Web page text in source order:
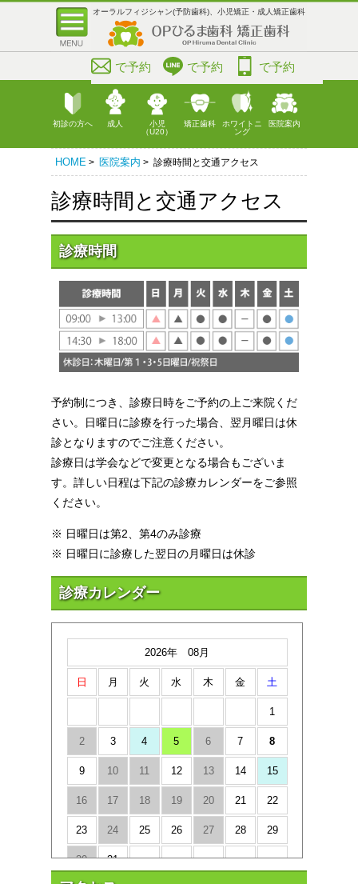
オーラルフィジシャン(予防歯科)、小児矯正・成人矯正歯科
で予約 で予約 で予約
初診の方へ 成人
小児
（U20）
矯正歯科
ホワイトニ
ング
医院案内
HOME > 医院案内 > 診療時間と交通アクセス
診療時間と交通アクセス
診療時間
予約制につき、診療日時をご予約の上ご来院くだ
さい。日曜日に診療を行った場合、翌月曜日は休
診となりますのでご注意ください。
診療日は学会などで変更となる場合もございま
す。詳しい日程は下記の診療カレンダーをご参照
ください。
※ 日曜日は第2、第4のみ診療
※ 日曜日に診療した翌日の月曜日は休診
診療カレンダー
2026年 08月
日 月 火 水 木 金 土
1
2 3 4 5 6 7 8
9 10 11 12 13 14 15
16 17 18 19 20 21 22
23 24 25 26 27 28 29
30 31